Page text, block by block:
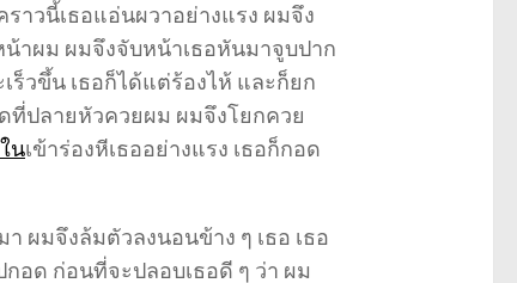
าวนี้เธอแอ่นผวาอย่างแรง ผมจึง
าผม ผมจึงจับหน้าเธอหันมาจูบปาก
ร็วขึ้น เธอก็ได้แต่ร้องไห้ และก็ยก
ที่ปลายหัวควยผม ผมจึงโยกควย
นเข้าร่องหีเธออย่างแรง เธอก็กอด
ผมจึงล้มตัวลงนอนข้าง ๆ เธอ เธอ
อด ก่อนที่จะปลอบเธอดี ๆ ว่า ผม